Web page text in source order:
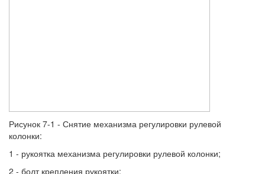
Рисунок 7-1 - Снятие механизма регулировки рулевой
колонки:
1 - рукоятка механизма регулировки рулевой колонки;
2 - болт крепления рукоятки;